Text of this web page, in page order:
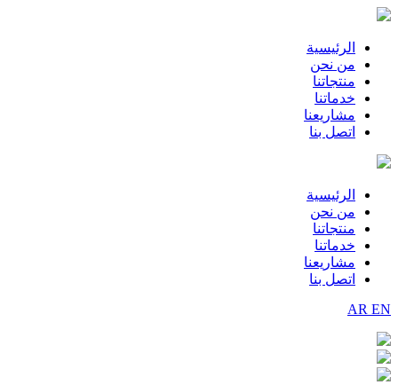
الرئيسية
من نحن
منتجاتنا
خدماتنا
مشاريعنا
اتصل بنا
الرئيسية
من نحن
منتجاتنا
خدماتنا
مشاريعنا
اتصل بنا
AR EN